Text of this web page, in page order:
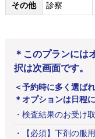
その他 診察
＊このプランには
択は次画面です。
＜予約時に多く選ば
＊オプションは日程
・ 検査結果のお受け
・
【必須】下剤の服